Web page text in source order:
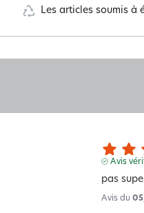
Les articles soumis à
Avis
pas
Avis du